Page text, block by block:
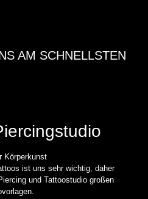
AM SCHNELLSTEN
Körperkunst
ist uns sehr wichtig, daher
und Tattoostudio großen